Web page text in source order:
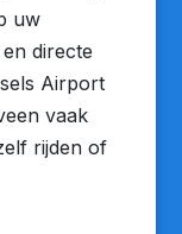
uw
directe
Airport
vaak
rijden of